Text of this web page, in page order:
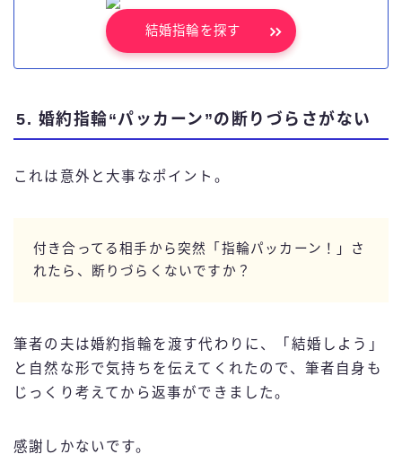
結婚指輪を探す
5. 婚約指輪“パッカーン”の断りづらさがない
これは意外と大事なポイント。
付き合ってる相手から突然「指輪パッカーン！」さ
れたら、断りづらくないですか？
筆者の夫は婚約指輪を渡す代わりに、「結婚しよう」
と自然な形で気持ちを伝えてくれたので、筆者自身も
じっくり考えてから返事ができました。
感謝しかないです。